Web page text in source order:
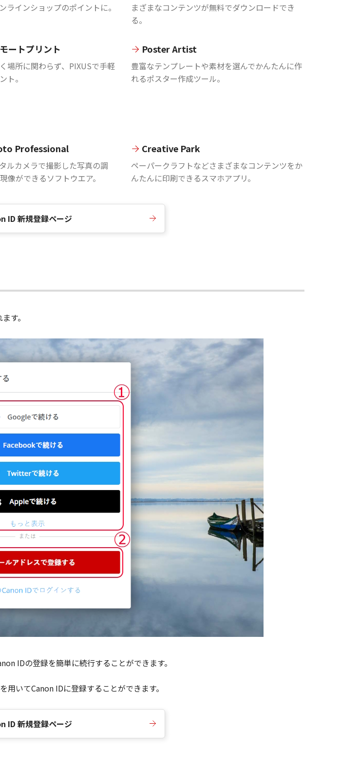
ラインショップのポイントに。
まざまなコンテンツが無料でダウンロードでき
る。
ートプリント
場所に関わらず、PIXUSで手軽
ト。
Poster Artist
豊富なテンプレートや素材を選んでかんたんに作
れるポスター作成ツール。
Professional
ルカメラで撮影した写真の調
像ができるソフトウエア。
Creative Park
ペーパークラフトなどさまざまなコンテンツをか
んたんに印刷できるスマホアプリ。
ID 新規登録ページ
す。
IDの登録を簡単に続行することができます。
いてCanon IDに登録することができます。
ID 新規登録ページ